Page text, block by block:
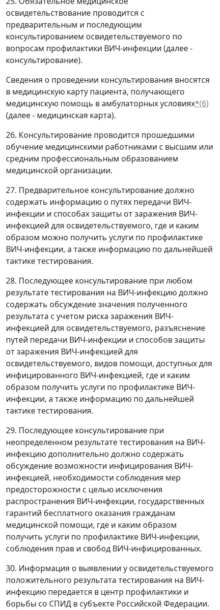
освидетельствование проводится с
предварительным и последующим
консультированием освидетельствуемого по
вопросам профилактики ВИЧ-инфекции (далее -
консультирование).
Сведения о проведении консультирования вносятся
в медицинскую карту пациента, получающего
медицинскую помощь в амбулаторных условиях*(6)
(далее - медицинская карта).
26. Консультирование проводится прошедшими
обучение медицинскими работниками с высшим или
средним профессиональным образованием
медицинской организации.
27. Предварительное консультирование должно
содержать информацию о путях передачи ВИЧ-
инфекции и способах защиты от заражения ВИЧ-
инфекцией для освидетельствуемого, где и каким
образом можно получить услуги по профилактике
ВИЧ-инфекции, а также информацию по дальнейшей
тактике тестирования.
28. Последующее консультирование при любом
результате тестирования на ВИЧ-инфекцию должно
содержать обсуждение значения полученного
результата с учетом риска заражения ВИЧ-
инфекцией для освидетельствуемого, разъяснение
путей передачи ВИЧ-инфекции и способов защиты
от заражения ВИЧ-инфекцией для
освидетельствуемого, видов помощи, доступных для
инфицированного ВИЧ-инфекцией, где и каким
образом получить услуги по профилактике ВИЧ-
инфекции, а также информацию по дальнейшей
тактике тестирования.
29. Последующее консультирование при
неопределенном результате тестирования на ВИЧ-
инфекцию дополнительно должно содержать
обсуждение возможности инфицирования ВИЧ-
инфекцией, необходимости соблюдения мер
предосторожности с целью исключения
распространения ВИЧ-инфекции, государственных
гарантий бесплатного оказания гражданам
медицинской помощи, где и каким образом
получить услуги по профилактике ВИЧ-инфекции,
соблюдения прав и свобод ВИЧ-инфицированных.
30. Информация о выявлении у освидетельствуемого
положительного результата тестирования на ВИЧ-
инфекцию передается в центр профилактики и
борьбы со СПИД в субъекте Российской Федерации.